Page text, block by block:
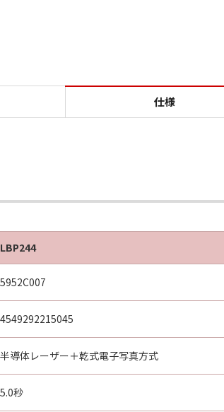
仕様
LBP244
5952C007
4549292215045
半導体レーザー＋乾式電子写真方式
5.0秒